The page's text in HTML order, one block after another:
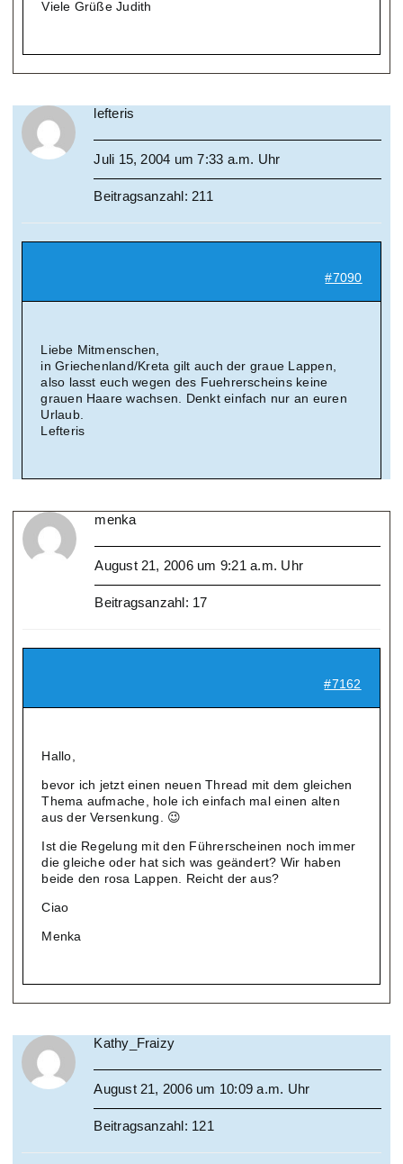
Viele Grüße Judith
lefteris
Juli 15, 2004 um 7:33 a.m. Uhr
Beitragsanzahl: 211
#7090
Liebe Mitmenschen,
in Griechenland/Kreta gilt auch der graue Lappen,
also lasst euch wegen des Fuehrerscheins keine
grauen Haare wachsen. Denkt einfach nur an euren
Urlaub.
Lefteris
menka
August 21, 2006 um 9:21 a.m. Uhr
Beitragsanzahl: 17
#7162
Hallo,
bevor ich jetzt einen neuen Thread mit dem gleichen
Thema aufmache, hole ich einfach mal einen alten
aus der Versenkung. 😉
Ist die Regelung mit den Führerscheinen noch immer
die gleiche oder hat sich was geändert? Wir haben
beide den rosa Lappen. Reicht der aus?
Ciao
Menka
Kathy_Fraizy
August 21, 2006 um 10:09 a.m. Uhr
Beitragsanzahl: 121